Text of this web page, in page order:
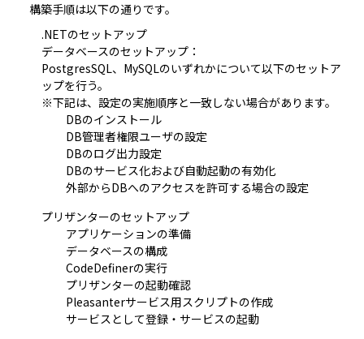
構築手順は以下の通りです。
.NETのセットアップ
データベースのセットアップ：
PostgresSQL、MySQLのいずれかについて以下のセットア
ップを行う。
※下記は、設定の実施順序と一致しない場合があります。
DBのインストール
DB管理者権限ユーザの設定
DBのログ出力設定
DBのサービス化および自動起動の有効化
外部からDBへのアクセスを許可する場合の設定
プリザンターのセットアップ
アプリケーションの準備
データベースの構成
CodeDefinerの実行
プリザンターの起動確認
Pleasanterサービス用スクリプトの作成
サービスとして登録・サービスの起動